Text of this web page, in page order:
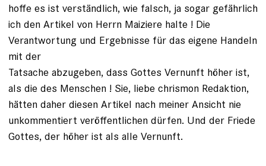
hoffe es ist verständlich, wie falsch, ja sogar gefährlich
ich den Artikel von Herrn Maiziere halte ! Die
Verantwortung und Ergebnisse für das eigene Handeln
mit der
Tatsache abzugeben, dass Gottes Vernunft höher ist,
als die des Menschen ! Sie, liebe chrismon Redaktion,
hätten daher diesen Artikel nach meiner Ansicht nie
unkommentiert veröffentlichen dürfen. Und der Friede
Gottes, der höher ist als alle Vernunft.